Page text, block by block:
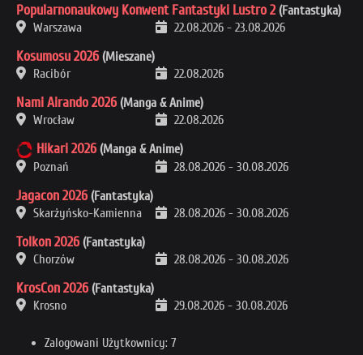
Popularnonaukowy Konwent Fantastyki Lustro 2 (Fantastyka)
Warszawa
22.08.2026 - 23.08.2026
Kosumosu 2026 (Mieszane)
Racibór
22.08.2026
Nami Airando 2026 (Manga & Anime)
Wrocław
22.08.2026
Hikari 2026 (Manga & Anime)
Poznań
28.08.2026 - 30.08.2026
Jagacon 2026 (Fantastyka)
Skarżyńsko-Kamienna
28.08.2026 - 30.08.2026
Tolkon 2026 (Fantastyka)
Chorzów
28.08.2026 - 30.08.2026
KrosCon 2026 (Fantastyka)
Krosno
29.08.2026 - 30.08.2026
Zalogowani Użytkownicy: 7